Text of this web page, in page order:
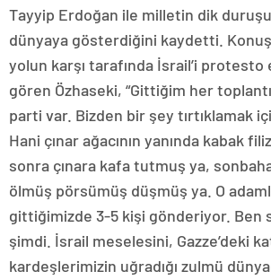
Tayyip Erdoğan ile milletin dik
dünyaya gösterdiğini kaydetti.
yolun karşı tarafında İsrail’i
gören Özhaseki, “Gittiğim her
parti var. Bizden bir şey tırtıklamak
Hani çınar ağacının yanında kabak
sonra çınara kafa tutmuş ya,
ölmüş pörsümüş düşmüş ya. O
gittiğimizde 3-5 kişi gönderiyor. Ben
şimdi. İsrail meselesini, Gazze’deki
kardeşlerimizin uğradığı zulmü